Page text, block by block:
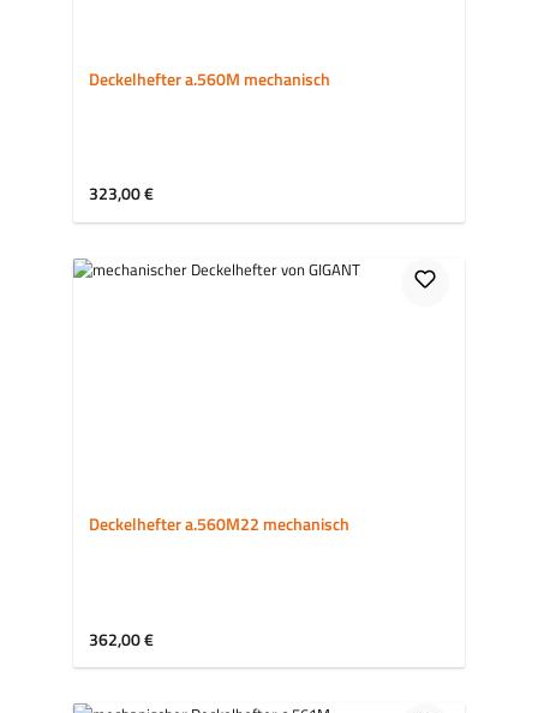
Deckelhefter a.560M mechanisch
Regulärer Preis:
323,00 €
Deckelhefter a.560M22 mechanisch
Regulärer Preis:
362,00 €